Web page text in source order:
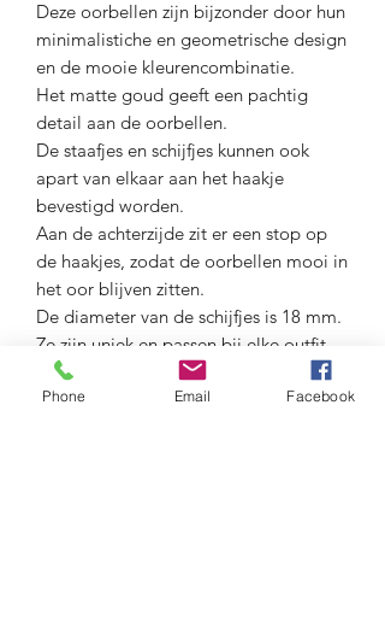
Deze oorbellen zijn bijzonder door hun
minimalistiche en geometrische design
en de mooie kleurencombinatie.
Het matte goud geeft een pachtig
detail aan de oorbellen.
De staafjes en schijfjes kunnen ook
apart van elkaar aan het haakje
bevestigd worden.
Aan de achterzijde zit er een stop op
de haakjes, zodat de oorbellen mooi in
het oor blijven zitten.
De diameter van de schijfjes is 18 mm.
Ze zijn uniek en passen bij elke outfit.
lengte: 3.3 cm
Materiaal: anti-allergisch berubberd
Phone Email Facebook